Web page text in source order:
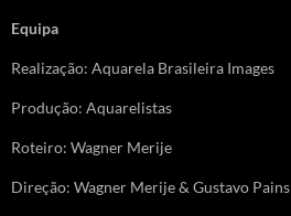
Equipa
Realização: Aquarela Brasileira Images
Produção: Aquarelistas
Roteiro: Wagner Merije
Direção: Wagner Merije & Gustavo Pains